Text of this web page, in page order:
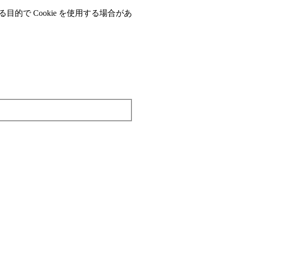
⽬的で Cookie を使⽤する場合があ